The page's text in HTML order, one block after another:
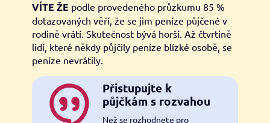
VÍTE ŽE podle provedeného průzkumu 85 %
dotazovaných věří, že se jim peníze půjčené v
rodině vrátí. Skutečnost bývá horší. Až čtvrtině
lidí, které někdy půjčily peníze blízké osobě, se
peníze nevrátily.
Přistupujte k
půjčkám s rozvahou
Než se rozhodnete pro